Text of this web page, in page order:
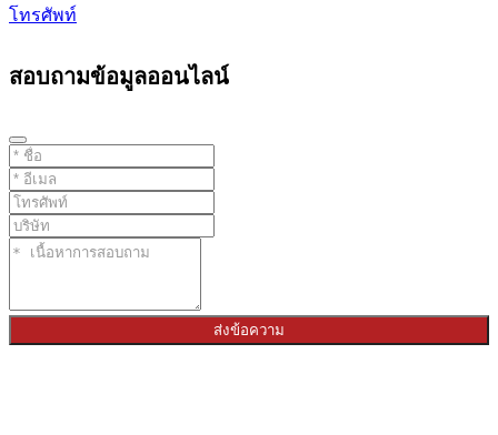
โทรศัพท์
สอบถามข้อมูลออนไลน์
ส่งข้อความ